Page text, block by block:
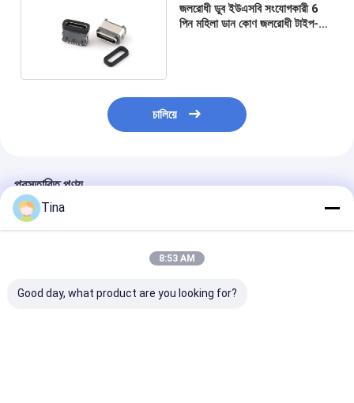
জলরোধী ডুব ইউএসবি সংযোগকারী 6
পিন মহিলা ডান কোণ জলরোধী টাইপ-সি
চালিয়ে
প্রস্তাবিত পণ্য
Tina
8:53 AM
Good day, what product are you looking for?